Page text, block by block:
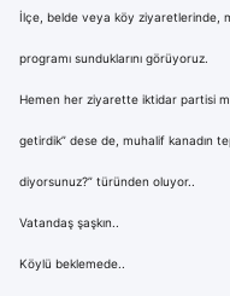
İlçe, belde veya köy ziyaretlerinde,
programı sunduklarını görüyoruz.
Hemen her ziyarette iktidar partisi
getirdik” dese de, muhalif kanadın
diyorsunuz?” türünden oluyor..
Vatandaş şaşkın..
Köylü beklemede..